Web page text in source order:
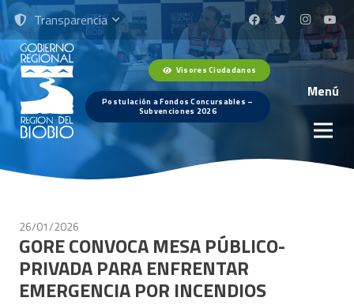
Transparencia
Visores Ciudadanos
Postulación a Fondos Concursables –
Subvenciones 2026
Menú
26/01/2026
GORE CONVOCA MESA PÚBLICO-
PRIVADA PARA ENFRENTAR
EMERGENCIA POR INCENDIOS